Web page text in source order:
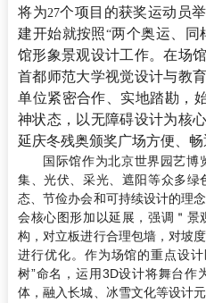
将为27个项目的获奖运动员
建开始就按照“两个奥运、同
馆形象景观设计工作。在场
首都师范大学视觉设计与教
单位紧密合作、实地踏勘，
神状态，以无障碍设计为核
延庆冬残奥颁奖广场方便、畅
国际馆作为北京世界园艺博
集、光伏、采光、遮阳等众多绿
态、节俭办会和可持续设计的理
会核心图形加以延展，强调＂
构，对立板进行合理包墙，对坡
进行优化。作为场馆的重点设
树”命名，运用3D设计将舞台作
体，融入长城、冰雪文化等设计